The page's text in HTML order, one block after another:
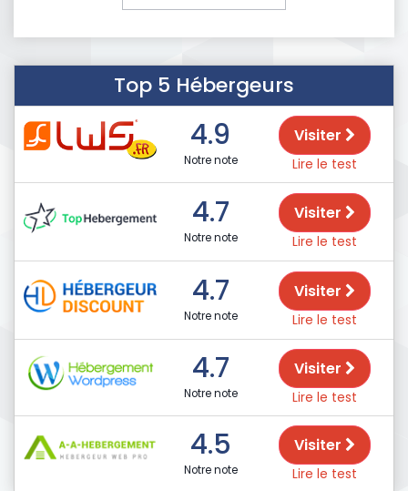
Top 5 Hébergeurs
4.9
Notre note
Visiter
Lire le test
4.7
Notre note
Visiter
Lire le test
4.7
Notre note
Visiter
Lire le test
4.7
Notre note
Visiter
Lire le test
4.5
Notre note
Visiter
Lire le test